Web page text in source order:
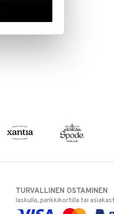
TURVALLINEN OSTAMINEN
laskulla, pankkikortilla tai